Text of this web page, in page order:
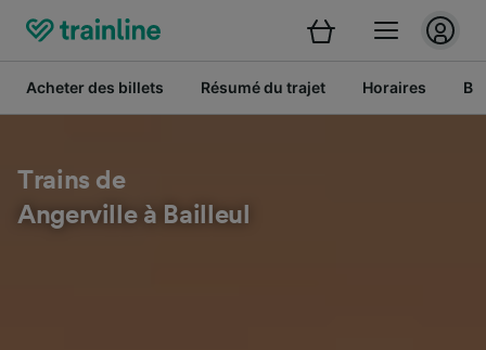
Acheter des billets Résumé du trajet Horaires
Trains de
Angerville à Bailleul